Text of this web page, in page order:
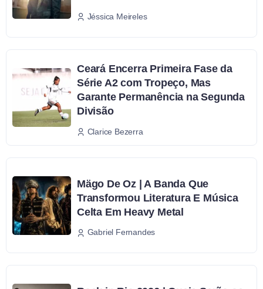
Jéssica Meireles
Ceará Encerra Primeira Fase da
Série A2 com Tropeço, Mas
Garante Permanência na Segunda
Divisão
Clarice Bezerra
Mägo De Oz | A Banda Que
Transformou Literatura E Música
Celta Em Heavy Metal
Gabriel Fernandes